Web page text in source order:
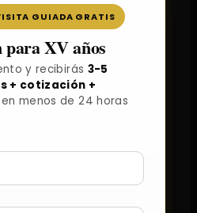
GUIADA GRATIS
para XV años
y recibirás 3-5
+ cotización +
en menos de 24 horas